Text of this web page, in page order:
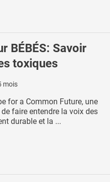
BÉBÉS: Savoir
toxiques
mois
for a Common Future, une
faire entendre la voix des
durable et la ...